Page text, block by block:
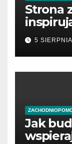
Strona
5
Jak